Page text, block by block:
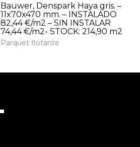
Bauwer, Denspark Haya gris. –
11x70x470 mm. – INSTALADO
82,44 €/m2 – SIN INSTALAR
74,44 €/m2- STOCK: 214,90 m2
Parquet flotante